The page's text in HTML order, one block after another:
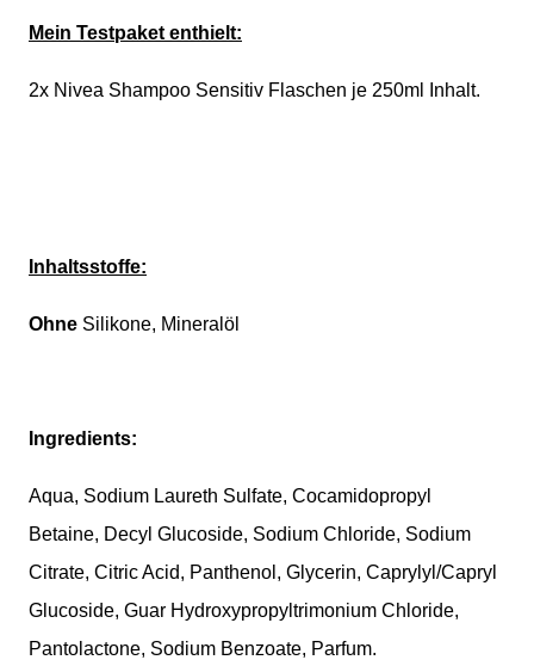
Mein Testpaket enthielt:
2x Nivea Shampoo Sensitiv Flaschen je 250ml Inhalt.
Inhaltsstoffe:
Ohne Silikone, Mineralöl
Ingredients:
Aqua, Sodium Laureth Sulfate, Cocamidopropyl
Betaine, Decyl Glucoside, Sodium Chloride, Sodium
Citrate, Citric Acid, Panthenol, Glycerin, Caprylyl/Capryl
Glucoside, Guar Hydroxypropyltrimonium Chloride,
Pantolactone, Sodium Benzoate, Parfum.